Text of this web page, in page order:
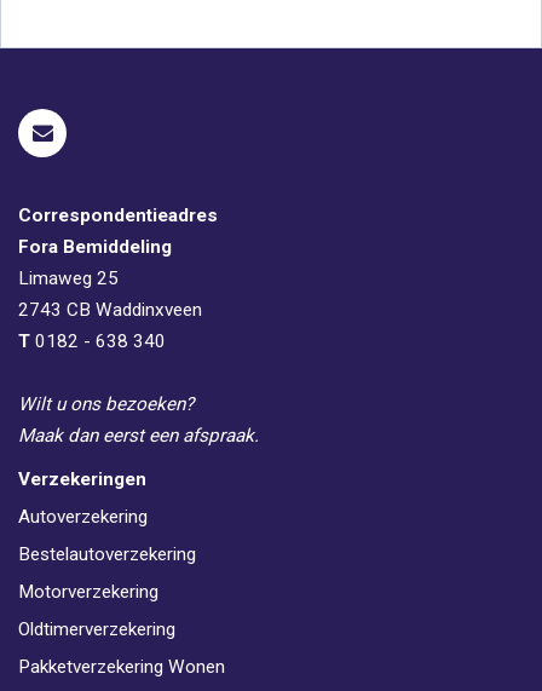
Correspondentieadres
Fora Bemiddeling
Limaweg 25
2743 CB Waddinxveen
T 0182 - 638 340
Wilt u ons bezoeken?
Maak dan eerst een afspraak.
Verzekeringen
Autoverzekering
Bestelautoverzekering
Motorverzekering
Oldtimerverzekering
Pakketverzekering Wonen